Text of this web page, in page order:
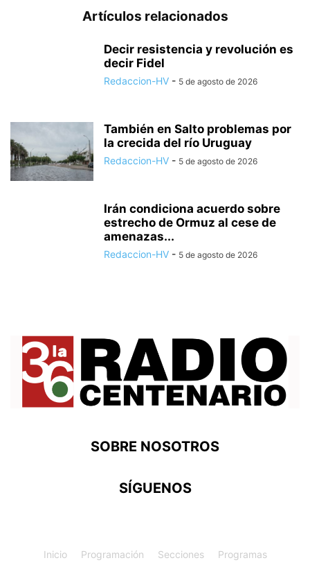
Artículos relacionados
Decir resistencia y revolución es
decir Fidel
Redaccion-HV - 5 de agosto de 2026
También en Salto problemas por
la crecida del río Uruguay
Redaccion-HV - 5 de agosto de 2026
Irán condiciona acuerdo sobre
estrecho de Ormuz al cese de
amenazas...
Redaccion-HV - 5 de agosto de 2026
SOBRE NOSOTROS
SÍGUENOS
Inicio Programación Secciones Programas